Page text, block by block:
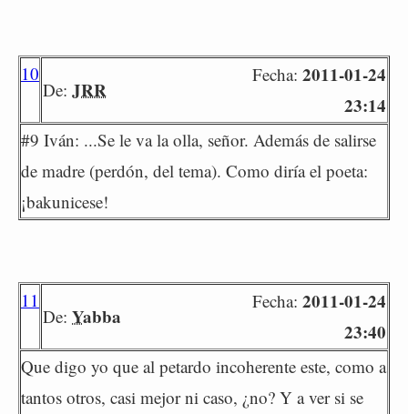
10
De: JRR
Fecha: 2011-01-24
23:14
#9 Iván: ...Se le va la olla, señor. Además de salirse
de madre (perdón, del tema). Como diría el poeta:
¡bakunicese!
11
De: Yabba
Fecha: 2011-01-24
23:40
Que digo yo que al petardo incoherente este, como a
tantos otros, casi mejor ni caso, ¿no? Y a ver si se